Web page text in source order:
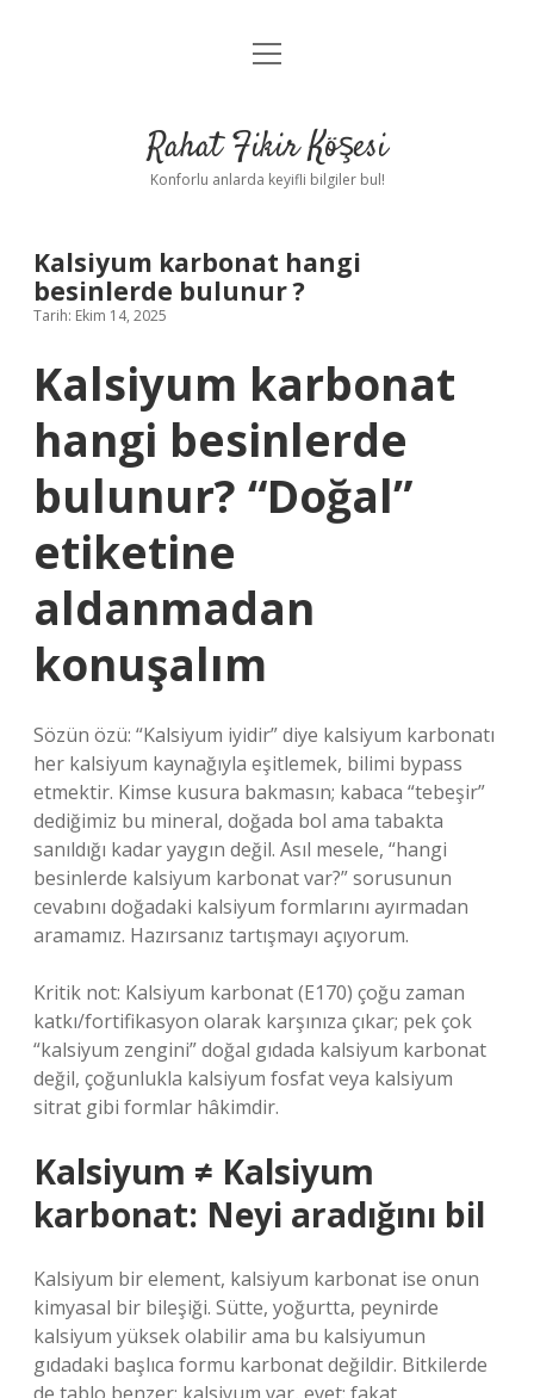
Anasayfa
Yasal Uyarı
menüyü
Rahat Fikir Köşesi
Konforlu anlarda keyifli bilgiler bul!
Kalsiyum karbonat hangi
besinlerde bulunur ?
Tarih: Ekim 14, 2025
Kalsiyum karbonat
hangi besinlerde
bulunur? “Doğal”
etiketine
aldanmadan
konuşalım
Sözün özü: “Kalsiyum iyidir” diye kalsiyum karbonatı
her kalsiyum kaynağıyla eşitlemek, bilimi bypass
etmektir. Kimse kusura bakmasın; kabaca “tebeşir”
dediğimiz bu mineral, doğada bol ama tabakta
sanıldığı kadar yaygın değil. Asıl mesele, “hangi
besinlerde kalsiyum karbonat var?” sorusunun
cevabını doğadaki kalsiyum formlarını ayırmadan
aramamız. Hazırsanız tartışmayı açıyorum.
Kritik not: Kalsiyum karbonat (E170) çoğu zaman
katkı/fortifikasyon olarak karşınıza çıkar; pek çok
“kalsiyum zengini” doğal gıdada kalsiyum karbonat
değil, çoğunlukla kalsiyum fosfat veya kalsiyum
sitrat gibi formlar hâkimdir.
Kalsiyum ≠ Kalsiyum
karbonat: Neyi aradığını bil
Kalsiyum bir element, kalsiyum karbonat ise onun
kimyasal bir bileşiği. Sütte, yoğurtta, peynirde
kalsiyum yüksek olabilir ama bu kalsiyumun
gıdadaki başlıca formu karbonat değildir. Bitkilerde